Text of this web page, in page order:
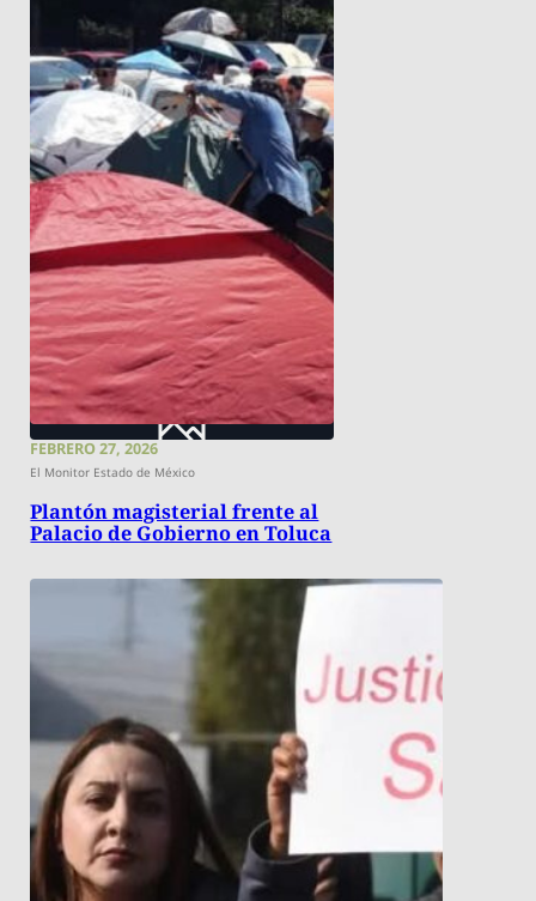
FEBRERO 27, 2026
El Monitor Estado de México
Plantón magisterial frente al
Palacio de Gobierno en Toluca